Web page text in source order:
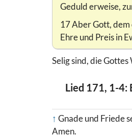
Geduld erweise,
17 Aber Gott,
Ehre und Preis in
Selig sind, die
Lied 171, 1-4:
↑ Gnade und Friede
Amen.